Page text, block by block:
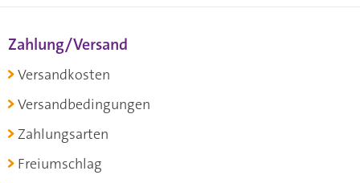
Zahlung/Versand
Versandkosten
Versandbedingungen
Zahlungsarten
Freiumschlag